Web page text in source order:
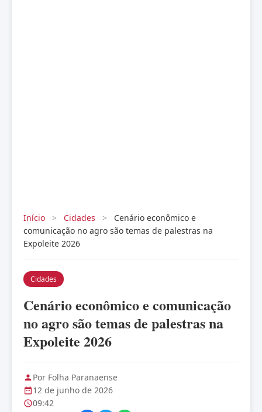
Início > Cidades >
Cenário econômico e
comunicação no agro são temas de palestras na
Expoleite 2026
Cidades
Cenário econômico e comunicação
no agro são temas de palestras na
Expoleite 2026
Por Folha Paranaense
12 de junho de 2026
09:42